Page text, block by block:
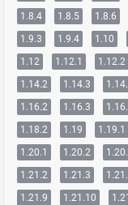
1.8.4
1.8.5 1.8.6
1.9.3
1.9.4 1.10
1.12
1.12.1 1.12.2
1.14.2
1.14.3
1.16.2
1.16.3
1.18.2
1.19 1.19.1
1.20.1
1.20.2
1.21.2
1.21.3
1.21.9
1.21.10